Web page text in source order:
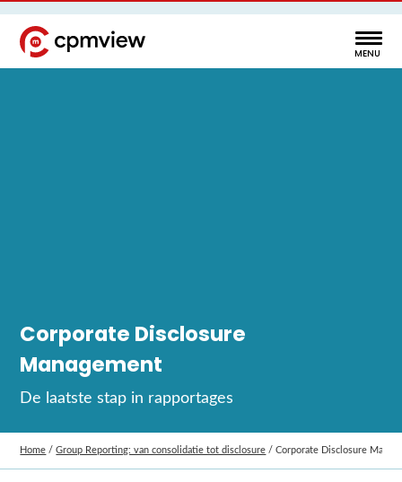
Corporate Disclosure
Management
De laatste stap in rapportages
Home /Group Reporting: van consolidatie tot disclosure /Corporate Disclosure